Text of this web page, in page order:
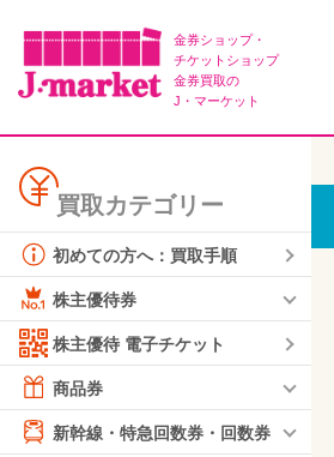
金券ショップ・
チケットショップ
金券買取の
J・マーケット
買取カテゴリー
初めての方へ：買取手順
株主優待券
株主優待 電子チケット
商品券
新幹線・特急回数券・回数券